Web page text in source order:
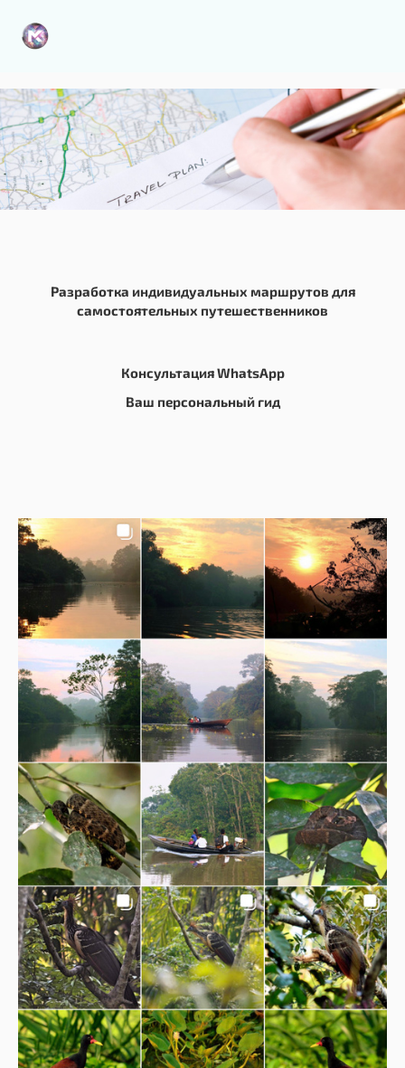
Разработка индивидуальных маршрутов для
самостоятельных путешественников
Консультация WhatsApp
Ваш персональный гид